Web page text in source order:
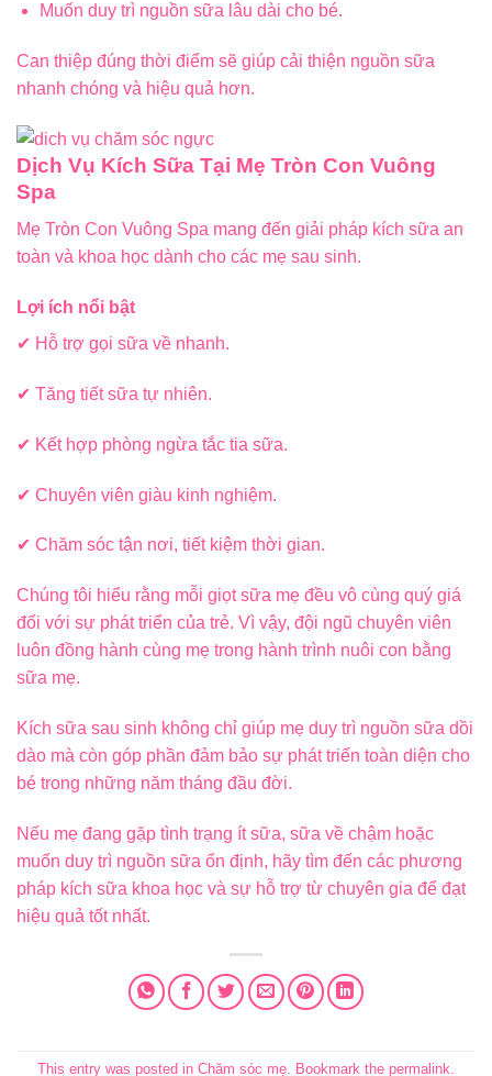
Muốn duy trì nguồn sữa lâu dài cho bé.
Can thiệp đúng thời điểm sẽ giúp cải thiện nguồn sữa
nhanh chóng và hiệu quả hơn.
Dịch Vụ Kích Sữa Tại Mẹ Tròn Con Vuông
Spa
Mẹ Tròn Con Vuông Spa mang đến giải pháp kích sữa an
toàn và khoa học dành cho các mẹ sau sinh.
Lợi ích nổi bật
✔ Hỗ trợ gọi sữa về nhanh.
✔ Tăng tiết sữa tự nhiên.
✔ Kết hợp phòng ngừa tắc tia sữa.
✔ Chuyên viên giàu kinh nghiệm.
✔ Chăm sóc tận nơi, tiết kiệm thời gian.
Chúng tôi hiểu rằng mỗi giọt sữa mẹ đều vô cùng quý giá
đối với sự phát triển của trẻ. Vì vậy, đội ngũ chuyên viên
luôn đồng hành cùng mẹ trong hành trình nuôi con bằng
sữa mẹ.
Kích sữa sau sinh không chỉ giúp mẹ duy trì nguồn sữa dồi
dào mà còn góp phần đảm bảo sự phát triển toàn diện cho
bé trong những năm tháng đầu đời.
Nếu mẹ đang gặp tình trạng ít sữa, sữa về chậm hoặc
muốn duy trì nguồn sữa ổn định, hãy tìm đến các phương
pháp kích sữa khoa học và sự hỗ trợ từ chuyên gia để đạt
hiệu quả tốt nhất.
This entry was posted in Chăm sóc mẹ. Bookmark the permalink.